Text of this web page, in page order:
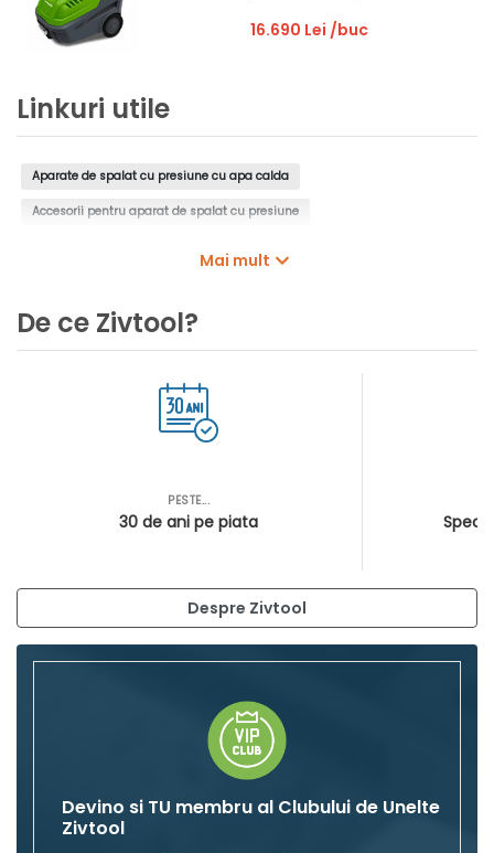
16.690 Lei /buc
Linkuri utile
Aparate de spalat cu presiune cu apa calda
Accesorii pentru aparat de spalat cu presiune
Duze pentru aparat de spalat cu presiune
Perii pentru aparat de spalat cu presiune
Mai mult
De ce Zivtool?
PESTE...
30 de ani pe piata
Despre Zivtool
Devino si TU membru al Clubului de Unelte
Zivtool